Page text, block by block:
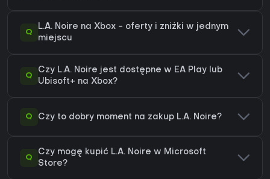
Q
L.A. Noire na Xbox - oferty i zniżki w jednym
miejscu
Q
Czy L.A. Noire jest dostępne w EA Play lub
Ubisoft+ na Xbox?
Q Czy to dobry moment na zakup L.A. Noire?
Q
Czy mogę kupić L.A. Noire w Microsoft
Store?